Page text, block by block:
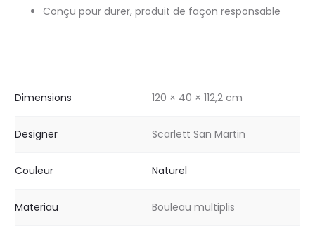
Conçu pour durer, produit de façon responsable
Dimensions 120 × 40 × 112,2 cm
Designer Scarlett San Martin
Couleur Naturel
Materiau Bouleau multiplis